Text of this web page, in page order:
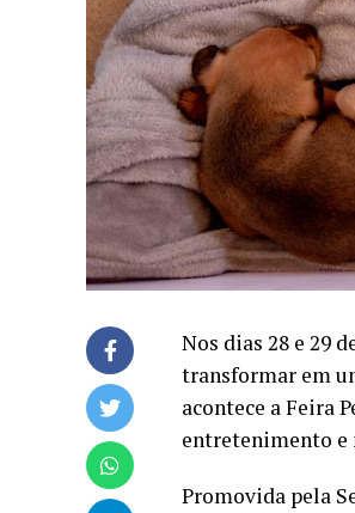
Nos dias 28 e 29
transformar em
acontece a Feira
entretenimento e
Promovida pela